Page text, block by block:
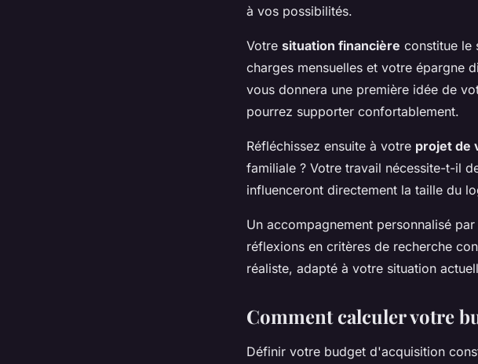
à vos possibilités.
Votre situation financière constitue le
charges mensuelles et votre épargne
vous donnera une première idée de
pourrez supporter confortablement.
Réfléchissez ensuite à votre projet de
familiale ? Votre travail nécessite-t-il
influenceront directement la taille du
Un accompagnement personnalisé
réflexions en critères de recherche
réaliste, adapté à votre situation
Comment calculer votre
Définir votre budget d'acquisition